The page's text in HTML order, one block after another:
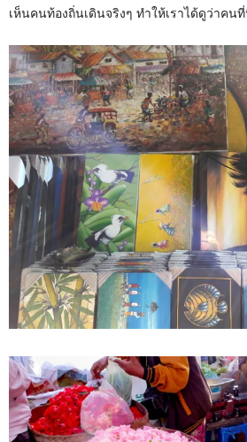
เห็นคนท้องถิ่นเดินจริงๆ ทำให้เราได้ดูว่าคน